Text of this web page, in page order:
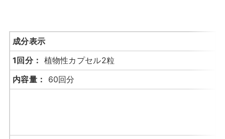
成分表示
1回分： 植物性カプセル2粒
内容量：
60回分